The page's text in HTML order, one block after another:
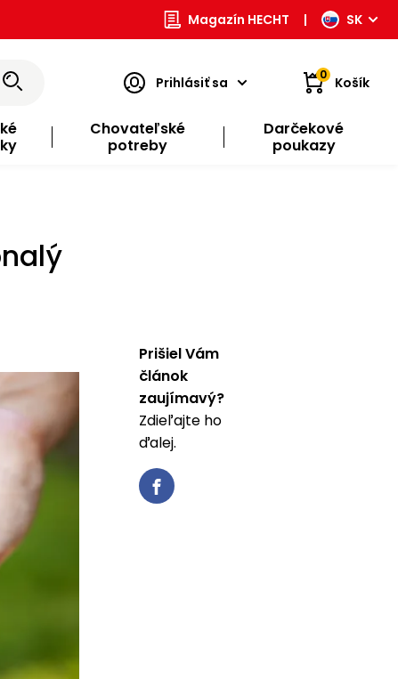
Magazín HECHT | SK
Prihlásiť sa 0 Košík
Chovateľské
potreby
Darčekové
poukazy
Prišiel Vám
článok
zaujímavý?
Zdieľajte ho
ďalej.